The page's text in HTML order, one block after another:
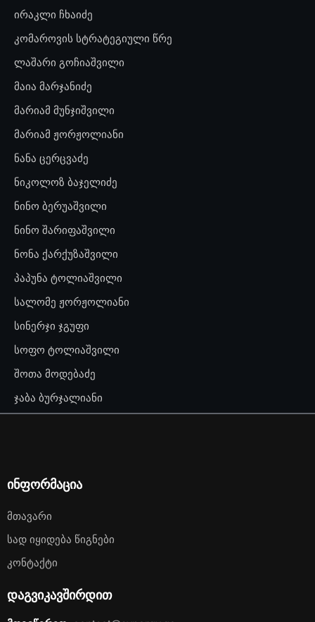
ირაკლი ჩხაიძე
კომაროვის სტრატეგიული წრე
ლაშარი გოჩიაშვილი
მაია მარჯანიძე
მარიამ მუნჯიშვილი
მარიამ ჟორჟოლიანი
ნანა ცერცვაძე
ნიკოლოზ ბაჯელიძე
ნინო ბერუაშვილი
ნინო შარიფაშვილი
ნონა ქარქუზაშვილი
პაპუნა ტოლიაშვილი
სალომე ჟორჟოლიანი
სინერჯი ჯგუფი
სოფო ტოლიაშვილი
შოთა მოდებაძე
ჯაბა ბურჯალიანი
ინფორმაცია
Მთავარი
Სად Იყიდება Წიგნები
Კონტაქტი
დაგვიკავშირდით